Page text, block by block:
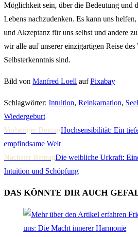
Möglichkeit sein, über die Bedeutung und
Lebens nachzudenken. Es kann uns
und Akzeptanz für uns selbst und andere
wir alle auf unserer einzigartigen Reise des
Selbsterkenntnis sind.
Bild von Manfred Loell aufPixabay
Schlagwörter: Intuition, Reinkarnation,
Wiedergeburt
WEITERE
ARTIKEL
ANSEHEN
Vorheriger BeitragHochsensibilität: Ein
empfindsame Welt
Nächster BeitragDie weibliche Urkraft:
Intuition und Schöpfung
DAS KÖNNTE DIR AUCH